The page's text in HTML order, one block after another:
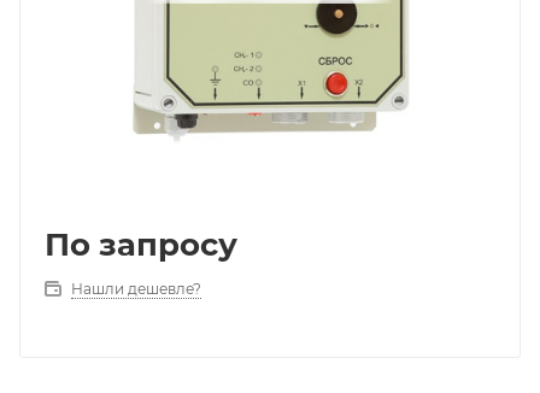
По запросу
Нашли дешевле?